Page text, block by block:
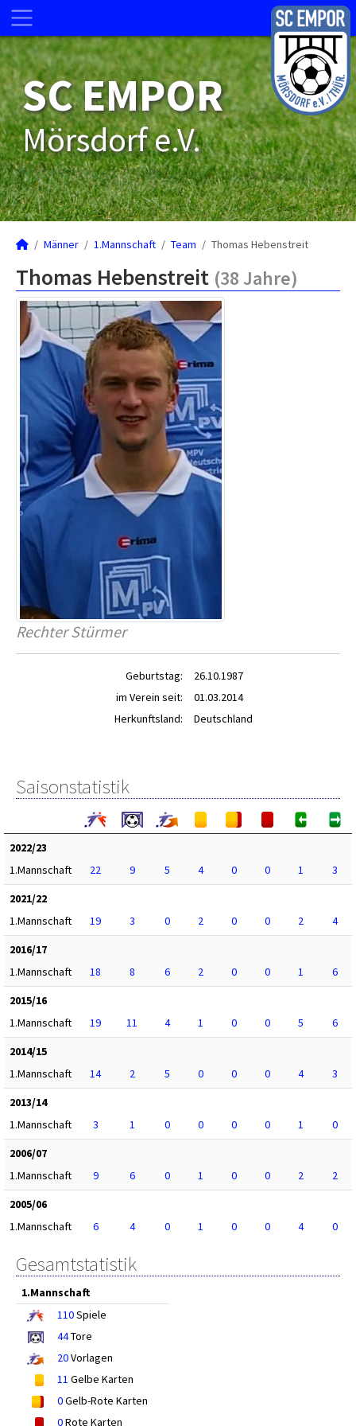
SC EMPOR
Mörsdorf e.V.
Männer 1.Mannschaft Team Thomas Hebenstreit
Thomas Hebenstreit (38 Jahre)
Rechter Stürmer
Geburtstag:
26.10.1987
im Verein seit:
01.03.2014
Herkunftsland:
Deutschland
Saisonstatistik
2022/23
1.Mannschaft
22 9 5 4 0 0 1
3
2021/22
1.Mannschaft
19 3 0 2 0 0 2
4
2016/17
1.Mannschaft
18 8 6 2 0 0 1
6
2015/16
1.Mannschaft
19 11 4 1 0 0 5
6
2014/15
1.Mannschaft
14 2 5 0 0 0 4
3
2013/14
1.Mannschaft
3 1 0 0 0 0 1
0
2006/07
1.Mannschaft
9 6 0 1 0 0 2
2
2005/06
1.Mannschaft
6 4 0 1 0 0 4 0
Gesamtstatistik
1.Mannschaft
110Spiele
44Tore
20Vorlagen
11 Gelbe Karten
0Gelb-Rote Karten
0Rote Karten